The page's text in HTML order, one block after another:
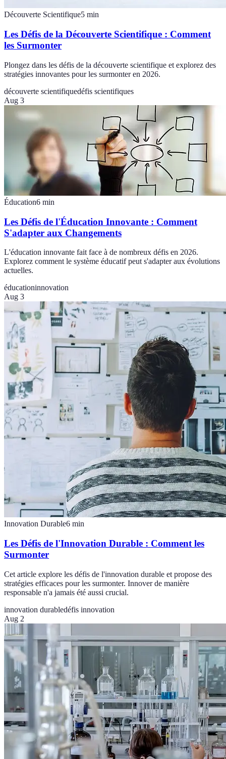
Découverte Scientifique5 min
Les Défis de la Découverte Scientifique : Comment
les Surmonter
Plongez dans les défis de la découverte scientifique et explorez des
stratégies innovantes pour les surmonter en 2026.
découverte scientifiquedéfis scientifiques
Aug 3
Éducation6 min
Les Défis de l'Éducation Innovante : Comment
S'adapter aux Changements
L'éducation innovante fait face à de nombreux défis en 2026.
Explorez comment le système éducatif peut s'adapter aux évolutions
actuelles.
éducationinnovation
Aug 3
Innovation Durable6 min
Les Défis de l'Innovation Durable : Comment les
Surmonter
Cet article explore les défis de l'innovation durable et propose des
stratégies efficaces pour les surmonter. Innover de manière
responsable n'a jamais été aussi crucial.
innovation durabledéfis innovation
Aug 2